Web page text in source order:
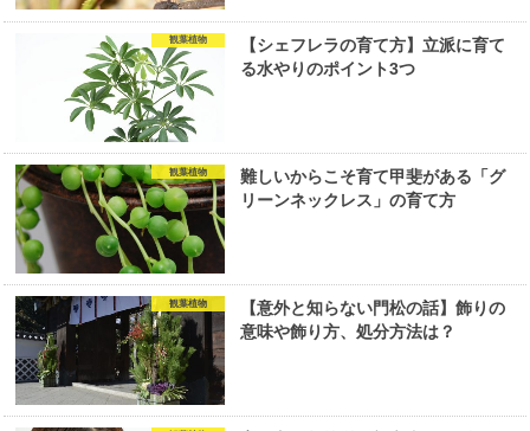
観葉植物
【シェフレラの育て方】立派に育て
る水やりのポイント3つ
観葉植物
難しいからこそ育て甲斐がある「グ
リーンネックレス」の育て方
観葉植物
【意外と知らない門松の話】飾りの
意味や飾り方、処分方法は？